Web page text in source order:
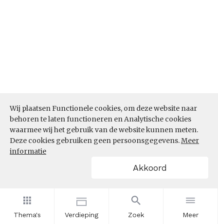
Thema's Verdieping Zoek Meer
Wij plaatsen Functionele cookies, om deze website naar
behoren te laten functioneren en Analytische cookies
waarmee wij het gebruik van de website kunnen meten.
Deze cookies gebruiken geen persoonsgegevens.Meer
informatie
Akkoord
Bron:CBS microdata (EBB)(05-03-2026)
Werkenden deelname leven lang
leren (%)
werkenden dat deelneemt aan leven lang leren in
de sector Horeca de afgelopen jaren toe- of